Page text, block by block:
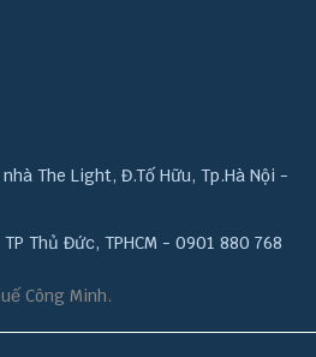
The Light, Đ.Tố Hữu, Tp.Hà Nội -
Thủ Đức, TPHCM - 0901 880 768
Công Minh.